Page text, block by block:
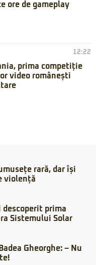
ore de gameplay
12:22
prima competiție
video românești
rară, dar își
violență
prima
Sistemului Solar
Gheorghe: – Nu